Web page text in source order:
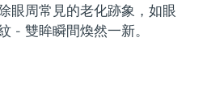
眼周常見的老化跡象，如眼
- 雙眸瞬間煥然一新。
口腔護理
納 預計送達日期8/14/26